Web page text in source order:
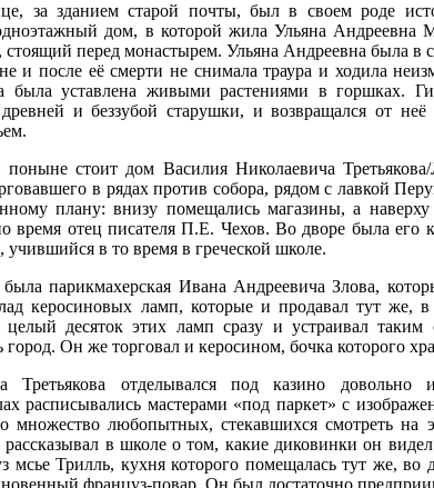
за зданием старой почты, был в своем роде
дом, в которой жила Ульяна Андреевна
перед монастырем. Ульяна Андреевна была в
и после её смерти не снимала траура и ходила
была уставлена живыми растениями в горшках.
и беззубой старушки, и возвращался от
стоит дом Василия Николаевича
в рядах против собора, рядом с лавкой
плану: внизу помещались магазины, а
время отец писателя П.Е. Чехов. Во дворе была
в то время в греческой школе.
парикмахерская Ивана Андреевича Злова,
керосиновых ламп, которые и продавал тут же,
целый десяток этих ламп сразу и устраивал
город. Он же торговал и керосином, бочка которого
Третьякова отделывался под казино
расписывались мастерами «под паркет» с
множество любопытных, стекавшихся смотреть на
в школе о том, какие диковинки он
мсье Трилль, кухня которого помещалась тут же,